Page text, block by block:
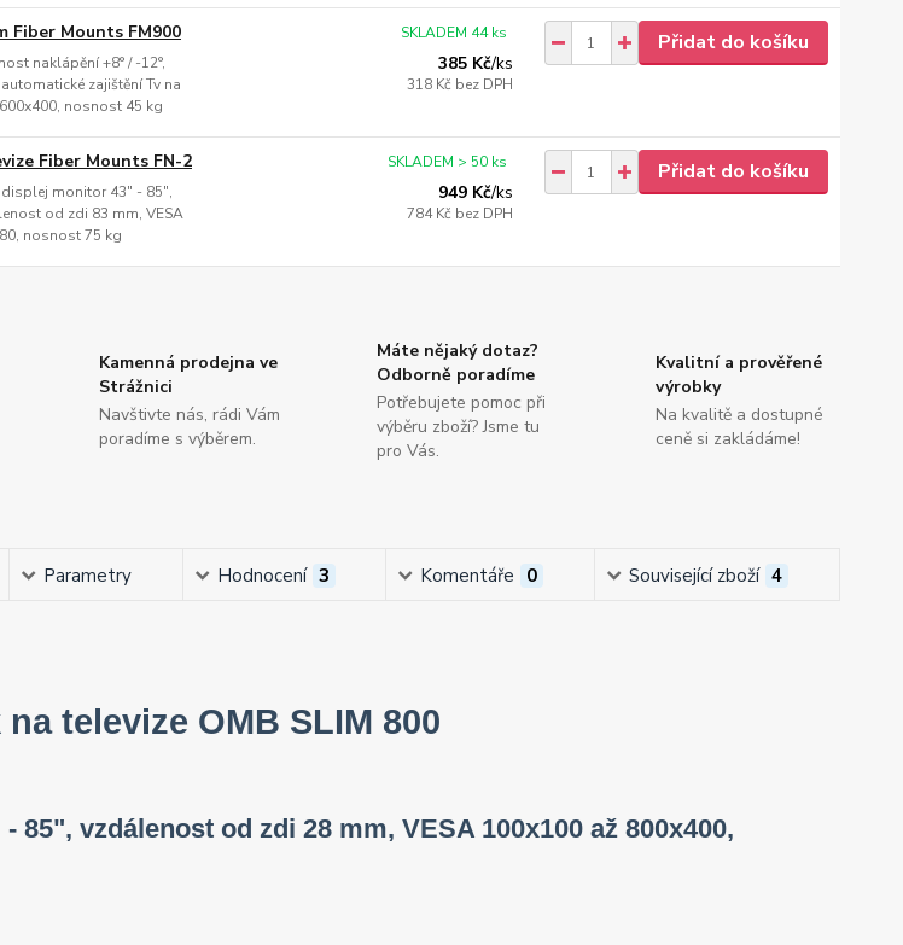
Fiber Mounts FM900
naklápění +8° / -12°,
zajištění Tv na
nosnost 45 kg
385 Kč/ks
318 Kč bez DPH
SKLADEM 44 ks Přidat do košíku
Fiber Mounts FN-2
monitor 43" - 85",
od zdi 83 mm, VESA
nosnost 75 kg
949 Kč/ks
784 Kč bez DPH
SKLADEM > 50 ks Přidat do košíku
Kamenná prodejna ve
Strážnici
Navštivte nás, rádi Vám
poradíme s výběrem.
Máte nějaký dotaz?
Odborně poradíme
Potřebujete pomoc při
výběru zboží? Jsme tu
pro Vás.
Kvalitní a prověřené
výrobky
Na kvalitě a dostupné
ceně si zakládáme!
Parametry Hodnocení 3 Komentáře 0 Související zboží 4
televize OMB SLIM 800
85", vzdálenost od zdi 28 mm, VESA 100x100 až 800x400,